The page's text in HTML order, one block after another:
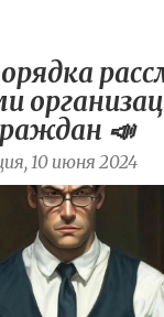
📣
10 июня 2024